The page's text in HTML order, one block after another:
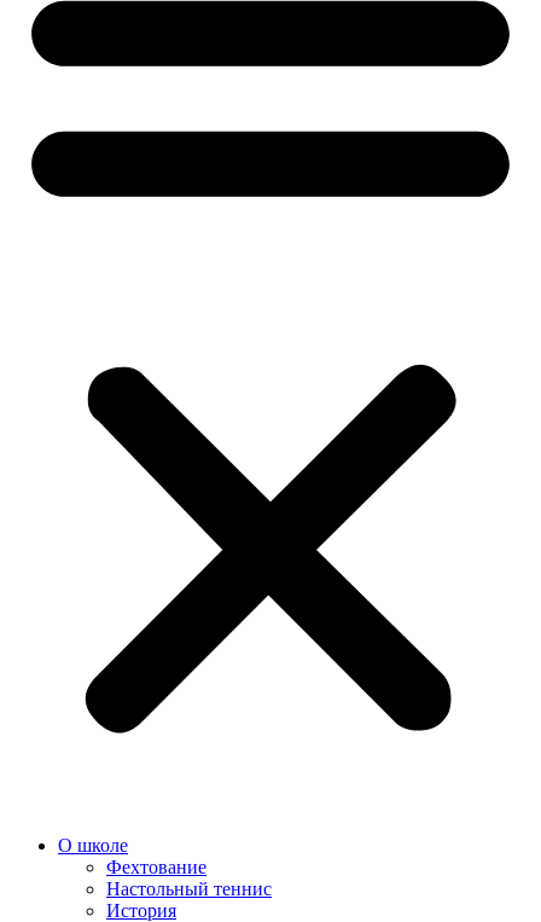
О школе
Фехтование
Настольный теннис
История